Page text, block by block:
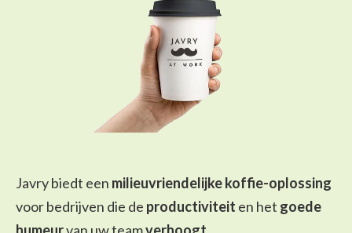
Javry biedt een milieuvriendelijke koffie-oplossing
voor bedrijven die de productiviteit en het goede